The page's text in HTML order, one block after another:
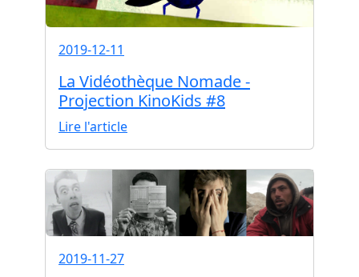
2019-12-11
La Vidéothèque Nomade -
Projection KinoKids #8
Lire l'article
2019-11-27